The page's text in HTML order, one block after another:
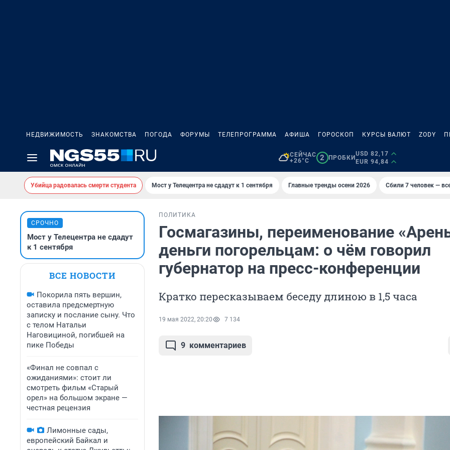
НЕДВИЖИМОСТЬ ЗНАКОМСТВА ПОГОДА ФОРУМЫ ТЕЛЕПРОГРАММА АФИША ГОРОСКОП КУРСЫ ВАЛЮТ ZODY
СЕЙЧАС
+26°C
2 ПРОБКИ
USD 82,17
EUR 94,84
Убийца радовалась смерти студента Мост у Телецентра не сдадут к 1 сентября Главные тренды осени 2026 Сбили 7 человек —
СРОЧНО
Мост у Телецентра не сдадут
к 1 сентября
ВСЕ НОВОСТИ
Покорила пять вершин,
оставила предсмертную
записку и послание сыну. Что
с телом Натальи
Наговициной, погибшей на
пике Победы
«Финал не совпал с
ожиданиями»: стоит ли
смотреть фильм «Старый
орел» на большом экране —
честная рецензия
Лимонные сады,
европейский Байкал и
ПОЛИТИКА
Госмагазины, переименование
деньги погорельцам: о чём говорил
губернатор на пресс-конференции
Кратко пересказываем беседу длиною в 1,5 часа
19 мая 2022, 20:20 7 134
9 комментариев